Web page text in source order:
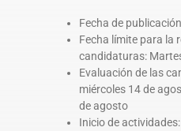
Fecha de
Fecha límite para la
candidaturas:
Evaluación de las
miércoles 14 de
de agosto
Inicio de